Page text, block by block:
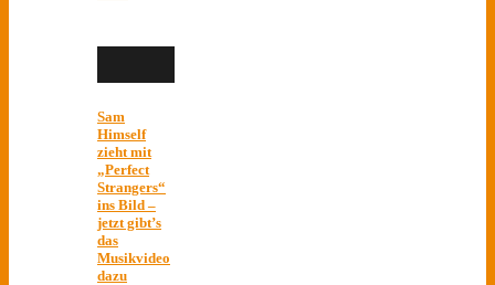
Sam
Himself
zieht mit
„Perfect
Strangers“
ins Bild –
jetzt gibt’s
das
Musikvideo
dazu